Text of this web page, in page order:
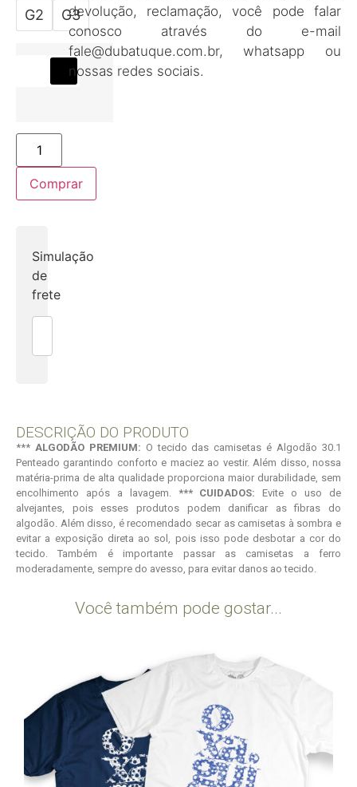
G2
G3
Comprar
Simulação
de
frete
devolução, reclamação, você pode falar
conosco através do e-mail
fale@dubatuque.com.br, whatsapp ou
nossas redes sociais.
DESCRIÇÃO DO PRODUTO
*** ALGODÃO PREMIUM: O tecido das camisetas é Algodão 30.1
Penteado garantindo conforto e maciez ao vestir. Além disso, nossa
matéria-prima de alta qualidade proporciona maior durabilidade, sem
encolhimento após a lavagem. *** CUIDADOS: Evite o uso de
alvejantes, pois esses produtos podem danificar as fibras do
algodão. Além disso, é recomendado secar as camisetas à sombra e
evitar a exposição direta ao sol, pois isso pode desbotar a cor do
tecido. Também é importante passar as camisetas a ferro
moderadamente, sempre do avesso, para evitar danos ao tecido.
Você também pode gostar...